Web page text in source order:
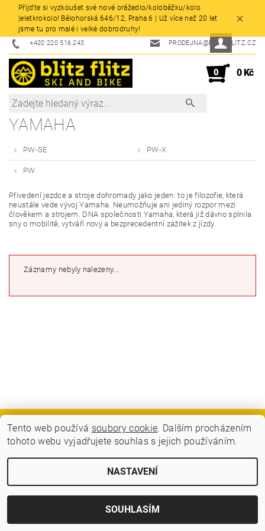
Přijďte si vyzkoušet své nové orážedlo/koloběžku/kolo
|eletkrokolo! Bělohorská 646/12, Praha 6 | Už více než 20 let
jsme tu pro malé i velké dobrodruhy!
+420 220 516 243 PRODEJNA@BLITZFLITZ.CZ
0 0 Kč
YAMAHA
PW-SE PW-X
PW
Přivedení jezdce a stroje dohromady jako jeden: to je filozofie, která
neustále vede vývoj Yamaha. Neumožňuje ani jediný rozpor mezi
člověkem a strojem. DNA společnosti Yamaha, která již dávno splnila
sny o mobilitě, vytváří nový a bezprecedentní zážitek z jízdy.
Záznamy nebyly nalezeny...
GDPR - Souhlas se zpracováním osobních údajů
Vytvořil Shoptet
Tento web používá soubory cookie. Dalším procházením
tohoto webu vyjadřujete souhlas s jejich používáním.
NASTAVENÍ
SOUHLASÍM